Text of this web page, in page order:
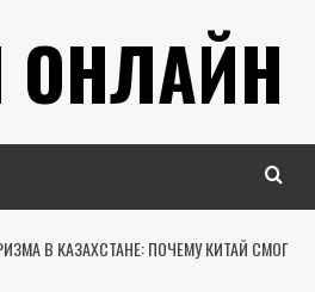
ОНЛАЙН
В КАЗАХСТАНЕ: ПОЧЕМУ КИТАЙ СМОГ